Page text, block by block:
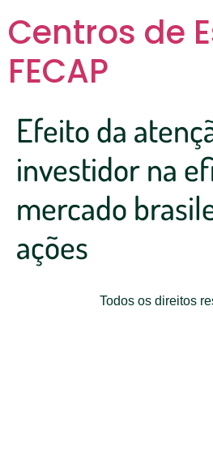
Centros de
FECAP
Efeito da
investidor na
mercado
ações
Todos os direitos